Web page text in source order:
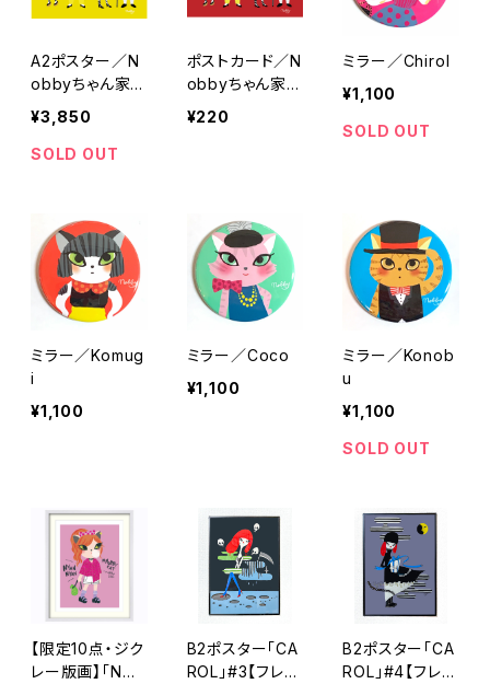
A2ポスター／N
obbyちゃん家の
「fantastic4」
¥3,850
SOLD OUT
ポストカード／N
obbyちゃん家の
「fantastic4」
¥220
ミラー／Chirol
¥1,100
SOLD OUT
ミラー／Komug
i
¥1,100
ミラー／Coco
¥1,100
ミラー／Konob
u
¥1,100
SOLD OUT
【限定10点・ジク
レー版画】「NOB
B2ポスター「CA
ROL」#3【フレー
B2ポスター「CA
ROL」#4【フレー